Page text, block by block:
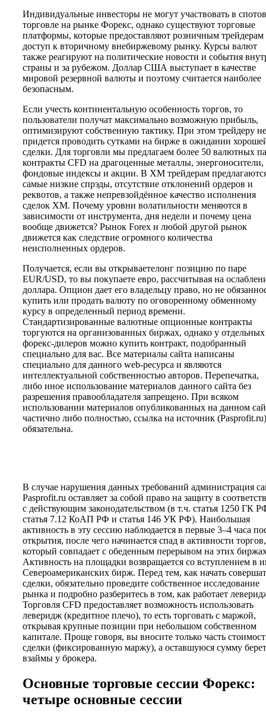
Индивидуальные инвесторы не могут участвовать в
торговле на рынке Форекс, однако существуют торговые
платформы, которые предоставляют розничным трейдерам
доступ к вторичному внебиржевому рынку. Курсы валют
также реагируют на политические новости и события
страны и за рубежом. Доллар США выступает в качестве
мировой резервной валюты и поэтому считается наиболее
безопасным.
Если учесть континентальную особенность торгов, то
пользователи получат максимально возможную прибыль,
оптимизируют собственную тактику. При этом трейдеру не
придется проводить сутками на бирже в ожидании
сделки. Для торговли мы предлагаем более 50 валютных
контракты CFD на драгоценные металлы, энергоносители,
фондовые индексы и акции. В XM трейдерам
самые низкие спрэды, отсутствие отклонений ордеров и
реквотов, а также непревзойдённое качество исполнения
сделок XM. Почему уровни волатильности меняются в
зависимости от инструмента, дня недели и почему цена
вообще движется? Рынок Forex и любой другой рынок
движется как следствие огромного количества
неисполненных ордеров.
Получается, если вы открываетелонг позицию по паре
EUR/USD, то вы покупаете евро, рассчитывая на
доллара. Опцион дает его владельцу право, но не
купить или продать валюту по оговоренному обменному
курсу в определенный период времени.
Стандартизированные валютные опционные контракты
торгуются на организованных биржах, однако у отдельных
форекс-дилеров можно купить контракт, подобранный
специально для вас. Все материалы сайта написаны
специально для данного web-ресурса и являются
интеллектуальной собственностью авторов. Перепечатка,
либо иное использование материалов данного сайта без
разрешения правообладателя запрещено. При всяком
использовании материалов опубликованных на данном
частично либо полностью, ссылка на источник (Pasprofit.ru)
обязательна.
В случае нарушения данных требований администрация
Pasprofit.ru оставляет за собой право на защиту в
с действующим законодательством (в т.ч. статья 1250 ГК
статья 7.12 КоАП РФ и статья 146 УК РФ). Наибольшая
активность в эту сессию наблюдается в первые 3–4 часа
открытия, после чего начинается спад в активности торгов,
который совпадает с обеденным перерывом на этих
Активность на площадки возвращается со вступлением в
Североамериканских бирж. Перед тем, как начать
сделки, обязательно проведите собственное исследование
рынка и подробно разберитесь в том, как работает
Торговля CFD предоставляет возможность использовать
леверидж (кредитное плечо), то есть торговать с маржой,
открывая крупные позиции при небольшом собственном
капитале. Проще говоря, вы вносите только часть
сделки (фиксированную маржу), а оставшуюся сумму
взаймы у брокера.
Основные торговые сессии Форекс:
четыре основные сессии